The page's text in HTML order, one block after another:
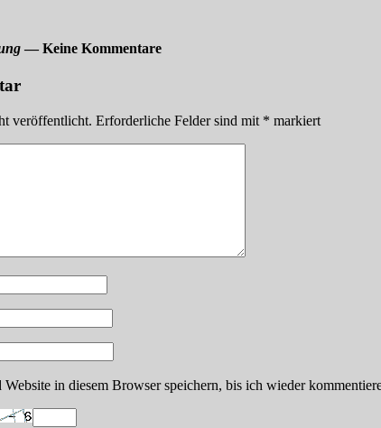
— Keine Kommentare
veröffentlicht. Erforderliche Felder sind mit * markiert
in diesem Browser speichern, bis ich wieder